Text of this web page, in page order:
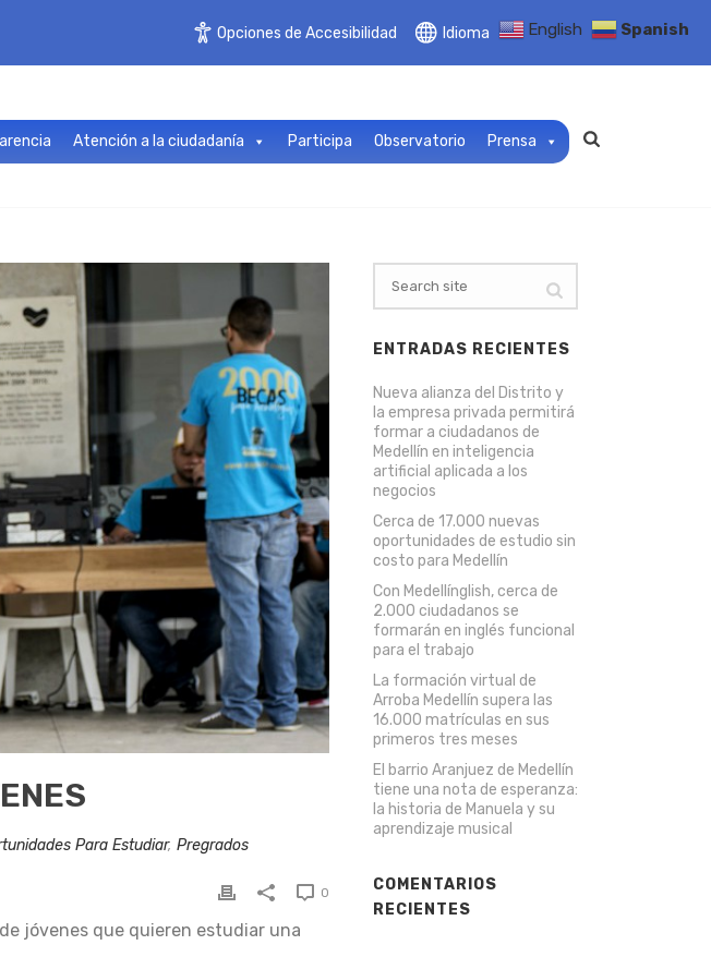
Opciones de Accesibilidad Idioma
Atención a la ciudadanía Participa Observatorio Prensa
Para Estudiar, Pregrados
0
jóvenes que quieren estudiar una
ENTRADAS RECIENTES
Nueva alianza del Distrito y
la empresa privada permitirá
formar a ciudadanos de
Medellín en inteligencia
artificial aplicada a los
negocios
Cerca de 17.000 nuevas
oportunidades de estudio sin
costo para Medellín
Con Medellínglish, cerca de
2.000 ciudadanos se
formarán en inglés funcional
para el trabajo
La formación virtual de
Arroba Medellín supera las
16.000 matrículas en sus
primeros tres meses
El barrio Aranjuez de Medellín
tiene una nota de esperanza:
la historia de Manuela y su
aprendizaje musical
COMENTARIOS
RECIENTES
English Spanish